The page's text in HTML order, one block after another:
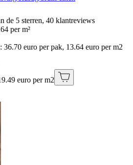
de 5 sterren, 40 klantreviews
per m²
euro per pak, 13.64 euro per m2
euro per m2